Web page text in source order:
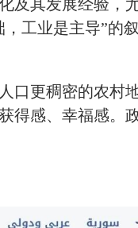
其发展经验，
工业是主导”的
口更稠密的农村
感、幸福感。